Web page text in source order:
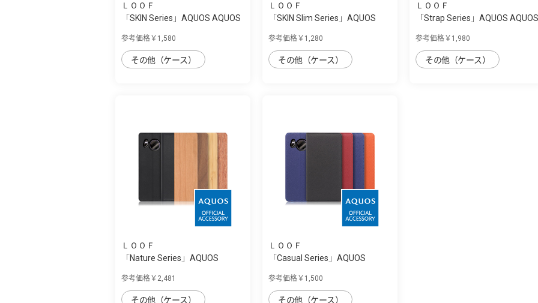
ＬＯＯＦ
「SKIN Series」AQUOS AQUOS
参考価格￥1,580
その他（ケース）
ＬＯＯＦ
「SKIN Slim Series」AQUOS
参考価格￥1,280
その他（ケース）
ＬＯＯＦ
「Strap Series」AQUOS AQUOS
参考価格￥1,980
その他（ケース）
ＬＯＯＦ
「Nature Series」AQUOS
参考価格￥2,481
その他（ケース）
ＬＯＯＦ
「Casual Series」AQUOS
参考価格￥1,500
その他（ケース）